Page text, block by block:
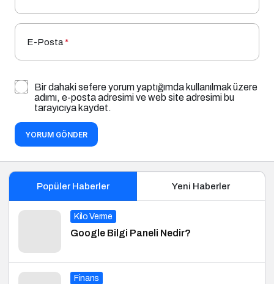
E-Posta*
Bir dahaki sefere yorum yaptığımda kullanılmak üzere
adımı, e-posta adresimi ve web site adresimi bu
tarayıcıya kaydet.
YORUM GÖNDER
Popüler Haberler Yeni Haberler
Kilo Verme
Google Bilgi Paneli Nedir?
Finans